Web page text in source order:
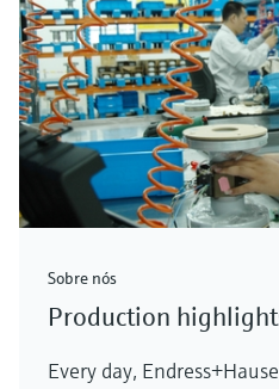
Sobre nós
Production
Every day,